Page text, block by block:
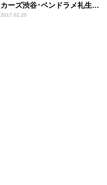
カーズ渋谷･ベンドラメ礼生選
手インタビューその① 清水久
2017.02.20